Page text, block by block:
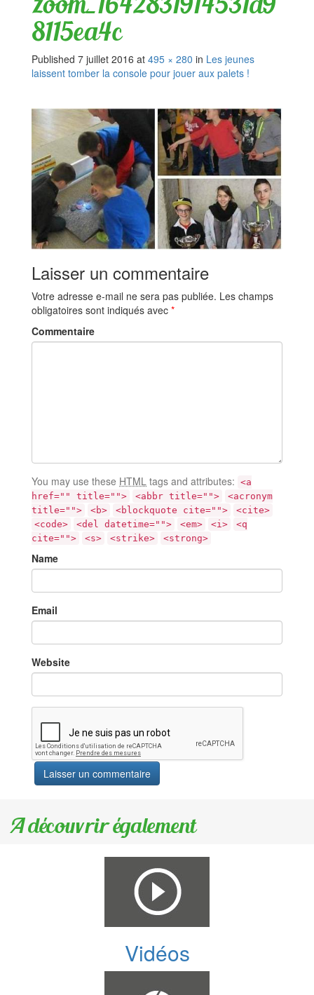
8115ea4c
Published 7 juillet 2016 at 495 × 280 in Les jeunes
laissent tomber la console pour jouer aux palets !
Laisser un commentaire
Votre adresse e-mail ne sera pas publiée. Les champs
obligatoires sont indiqués avec *
Commentaire
You may use these HTML tags and attributes: <a
href="" title="">
<abbr title="">
<acronym
title="">
<b> <blockquote cite="">
<cite>
<code>
<del datetime=""> <em> <i>
<q
cite="">
<s> <strike> <strong>
Name
Email
Website
A découvrir également
Vidéos